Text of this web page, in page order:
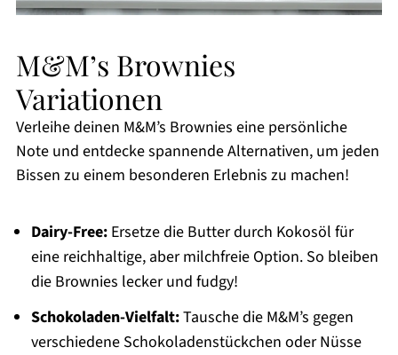
M&M’s Brownies
Variationen
Verleihe deinen M&M’s Brownies eine persönliche
Note und entdecke spannende Alternativen, um jeden
Bissen zu einem besonderen Erlebnis zu machen!
Dairy-Free:Ersetze die Butter durch Kokosöl für
eine reichhaltige, aber milchfreie Option. So bleiben
die Brownies lecker und fudgy!
Schokoladen-Vielfalt:Tausche die M&M’s gegen
verschiedene Schokoladenstückchen oder Nüsse